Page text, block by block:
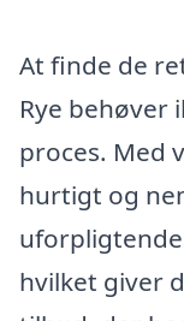
At finde de
Rye behøver
proces. Med
hurtigt og
hvilket giver